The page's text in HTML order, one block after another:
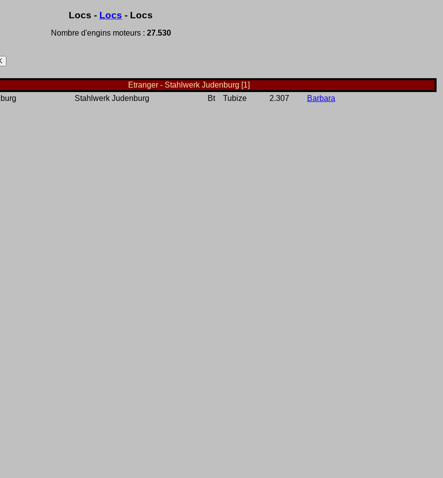
Locs - Locs - Locs
Nombre d'engins moteurs : 27.530
Etranger - Stahlwerk Judenburg [1]
Stahlwerk Judenburg Bt Tubize 2.307 Barbara